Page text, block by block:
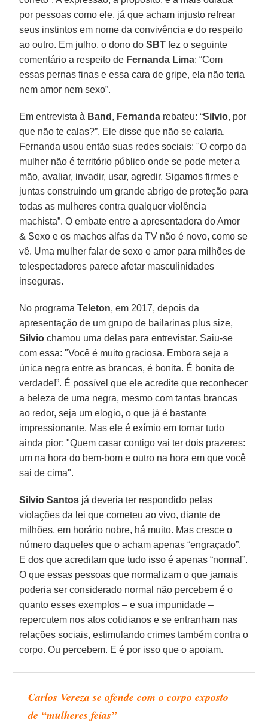
por pessoas como ele, já que acham injusto refrear
seus instintos em nome da convivência e do respeito
ao outro. Em julho, o dono doSBT fez o seguinte
comentário a respeito de Fernanda Lima: “Com
essas pernas finas e essa cara de gripe, ela não teria
nem amor nem sexo”.
Em entrevista à Band , Fernanda rebateu: “Silvio, por
que não te calas?”. Ele disse que não se calaria.
Fernanda usou então suas redes sociais: "O corpo da
mulher não é território público onde se pode meter a
mão, avaliar, invadir, usar, agredir. Sigamos firmes e
juntas construindo um grande abrigo de proteção para
todas as mulheres contra qualquer violência
machista”. O embate entre a apresentadora do Amor
& Sexo e os machos alfas da TV não é novo, como se
vê. Uma mulher falar de sexo e amor para milhões de
telespectadores parece afetar masculinidades
inseguras.
No programaTeleton, em 2017, depois da
apresentação de um grupo de bailarinas plus size,
Silvio chamou uma delas para entrevistar. Saiu-se
com essa: "Você é muito graciosa. Embora seja a
única negra entre as brancas, é bonita. É bonita de
verdade!”. É possível que ele acredite que reconhecer
a beleza de uma negra, mesmo com tantas brancas
ao redor, seja um elogio, o que já é bastante
impressionante. Mas ele é exímio em tornar tudo
ainda pior: "Quem casar contigo vai ter dois prazeres:
um na hora do bem-bom e outro na hora em que você
sai de cima".
Silvio Santos já deveria ter respondido pelas
violações da lei que cometeu ao vivo, diante de
milhões, em horário nobre, há muito. Mas cresce o
número daqueles que o acham apenas “engraçado”.
E dos que acreditam que tudo isso é apenas “normal”.
O que essas pessoas que normalizam o que jamais
poderia ser considerado normal não percebem é o
quanto esses exemplos – e sua impunidade –
repercutem nos atos cotidianos e se entranham nas
relações sociais, estimulando crimes também contra o
corpo. Ou percebem. E é por isso que o apoiam.
Carlos Vereza se ofende com o corpo exposto
de “mulheres feias”